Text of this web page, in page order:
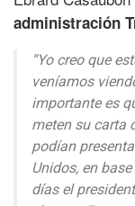
administración
“Yo creo que
veníamos
importante es
meten su carta
podían
Unidos, en
días el